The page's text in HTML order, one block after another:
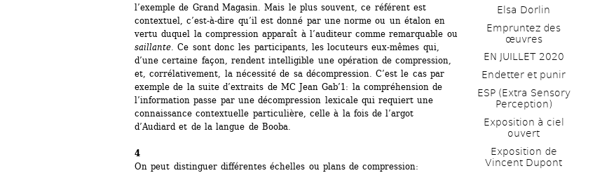
l’exemple de Grand Magasin. Mais le plus souvent, ce référent est
contextuel, c’est-à-dire qu’il est donné par une norme ou un étalon en
vertu duquel la compression apparaît à l’auditeur comme remarquable ou
saillante. Ce sont donc les participants, les locuteurs eux-mêmes qui,
d’une certaine façon, rendent intelligible une opération de compression,
et, corrélativement, la nécessité de sa décompression. C’est le cas par
exemple de la suite d’extraits de MC Jean Gab’1: la compréhension de
l’information passe par une décompression lexicale qui requiert une
connaissance contextuelle particulière, celle à la fois de l’argot
d’Audiard et de la langue de Booba.
4
On peut distinguer différentes échelles ou plans de compression:
Elsa Dorlin
Empruntez des
œuvres
EN JUILLET 2020
Endetter et punir
ESP (Extra Sensory
Perception)
Exposition à ciel
ouvert
Exposition de
Vincent Dupont